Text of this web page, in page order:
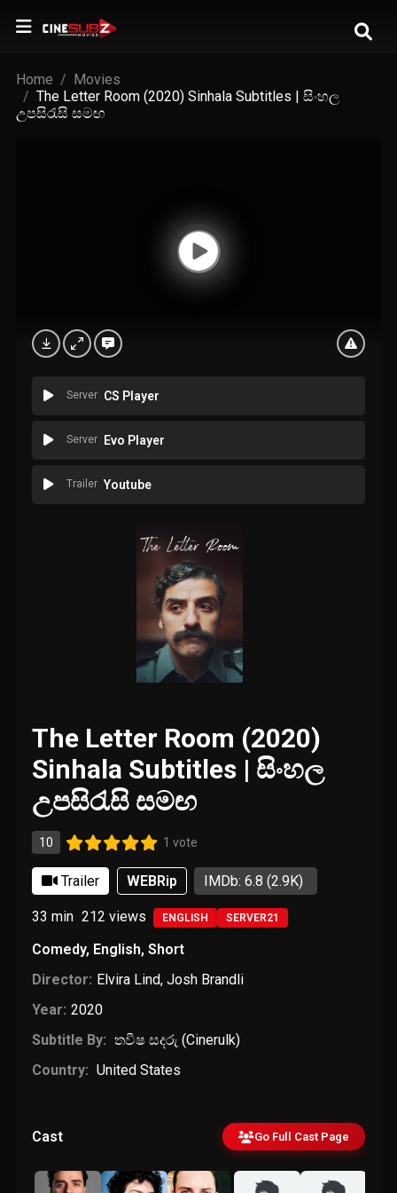
Home
Movies
The Letter Room (2020) Sinhala Subtitles | සිංහල
උපසිරැසි සමඟ
Server CS Player
Server Evo Player
Trailer Youtube
The Letter Room (2020)
Sinhala Subtitles | සිංහල
උපසිරැසි සමඟ
10 1 vote
Trailer WEBRip IMDb: 6.8(2.9K)
33 min 212 views ENGLISH SERVER21
Comedy, English,Short
Director: Elvira Lind, Josh Brandli
Year: 2020
Subtitle By: තවීෂ සදරු (Cinerulk)
Country: United States
Cast Go Full Cast Page